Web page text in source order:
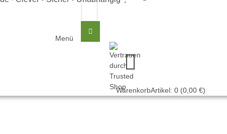
Menü
WarenkorbArtikel: 0 (0,00 €)